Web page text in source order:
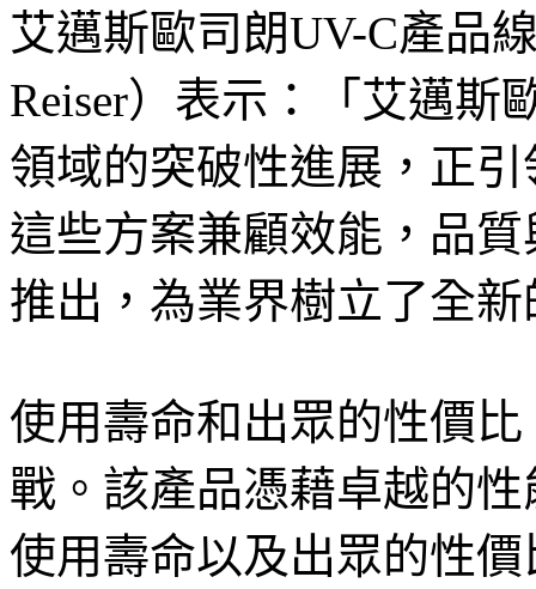
艾邁斯歐司朗UV-C產品
Reiser）表示：「艾邁斯
領域的突破性進展，正
這些方案兼顧效能，品
推出，為業界樹立了全
使用壽命和出眾的性價
戰。該產品憑藉卓越的
使用壽命以及出眾的性